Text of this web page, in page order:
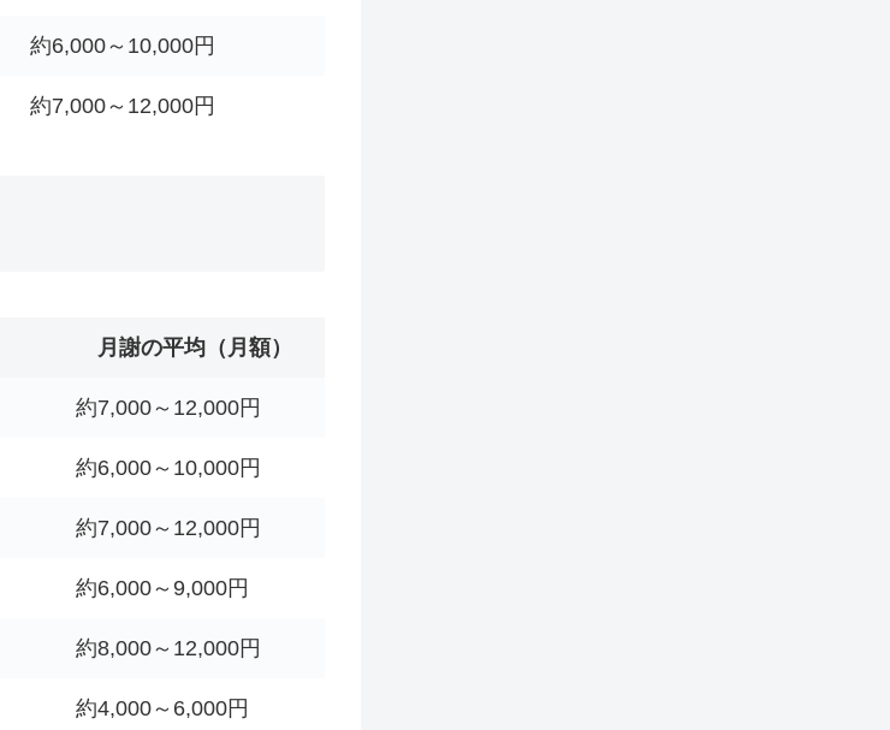
約6,000～10,000円
約7,000～12,000円
月謝の平均（月額）
約7,000～12,000円
約6,000～10,000円
約7,000～12,000円
約6,000～9,000円
約8,000～12,000円
約4,000～6,000円